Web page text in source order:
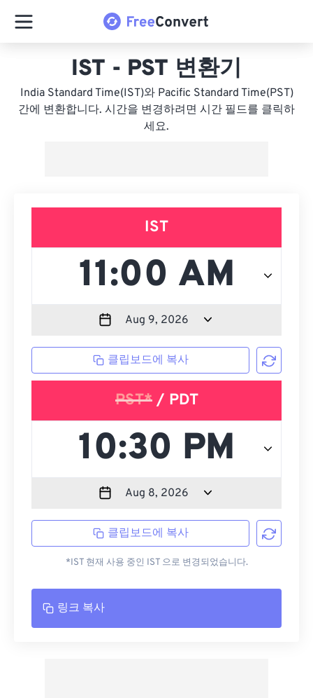
IST - PST 변환기
India Standard Time(IST)와 Pacific Standard Time(PST)
간에 변환합니다. 시간을 변경하려면 시간 필드를 클릭하
세요.
IST
클립보드에 복사
PST*/ PDT
클립보드에 복사
*IST 현재 사용 중인 IST 으로 변경되었습니다.
링크 복사